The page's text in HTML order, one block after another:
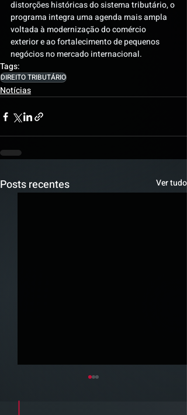
distorções históricas do sistema tributário, o
programa integra uma agenda mais ampla
voltada à modernização do comércio
exterior e ao fortalecimento de pequenos
negócios no mercado internacional.
Tags:
DIREITO TRIBUTÁRIO
Notícias
Posts recentes Ver tudo